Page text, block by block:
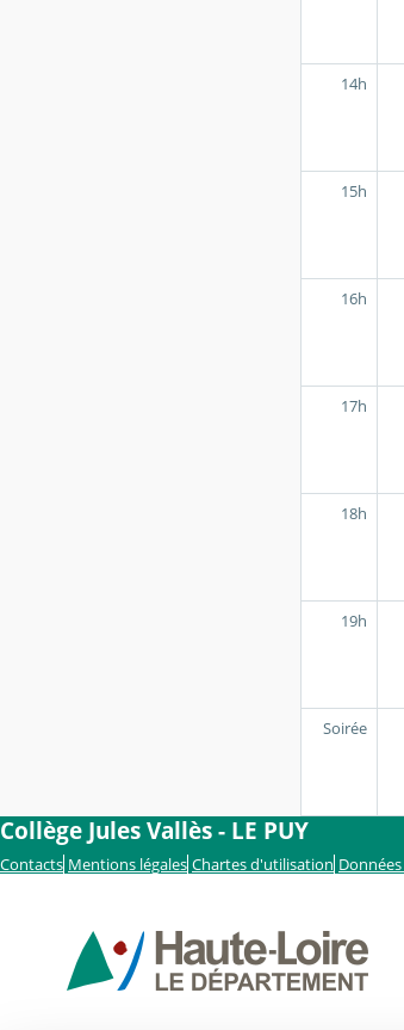
14h
15h
16h
17h
18h
19h
Soirée
Collège Jules Vallès - LE PUY
Contacts Mentions légales Chartes d'utilisation